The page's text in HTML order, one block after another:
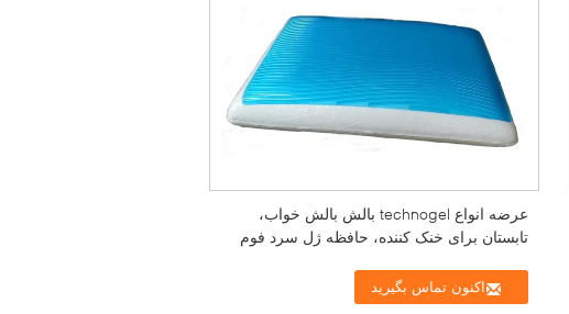
عرضه انواع technogel بالش بالش خواب،
تابستان برای خنک کننده، حافظه ژل سرد فوم
اکنون تماس بگیرید